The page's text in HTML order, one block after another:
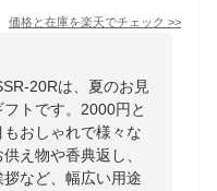
価格と在庫を楽天でチェック >>
20Rは、夏のお見
トです。2000円と
おしゃれで様々な
え物や香典返し、
など、幅広い用途